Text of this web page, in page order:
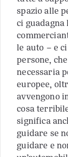
spazio alle
ci guadagna
le auto – e
persone,
necessaria
europee,
avvengono
cosa
significa
guidare se
guidare e